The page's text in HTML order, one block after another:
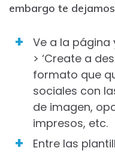
embargo te
Ve a la página
> ‘Create a
formato que
sociales con
de imagen,
impresos, etc.
Entre las